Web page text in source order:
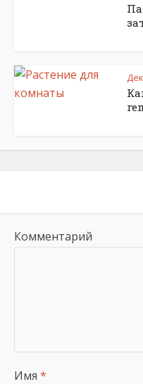
Комментарий
Имя *